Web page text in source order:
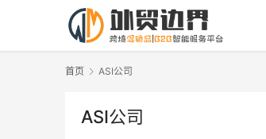
首页 ASI公司
ASI公司